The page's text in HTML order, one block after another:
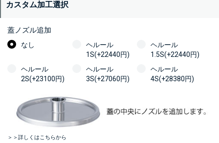
カスタム加工選択
蓋ノズル追加
なし
ヘルール
1S(+22440円)
ヘルール
1.5S(+22440円)
ヘルール
2S(+23100円)
ヘルール
3S(+27060円)
ヘルール
4S(+28380円)
＞＞詳しくはこちらから